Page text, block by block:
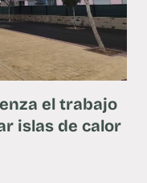
el trabajo
islas de calor